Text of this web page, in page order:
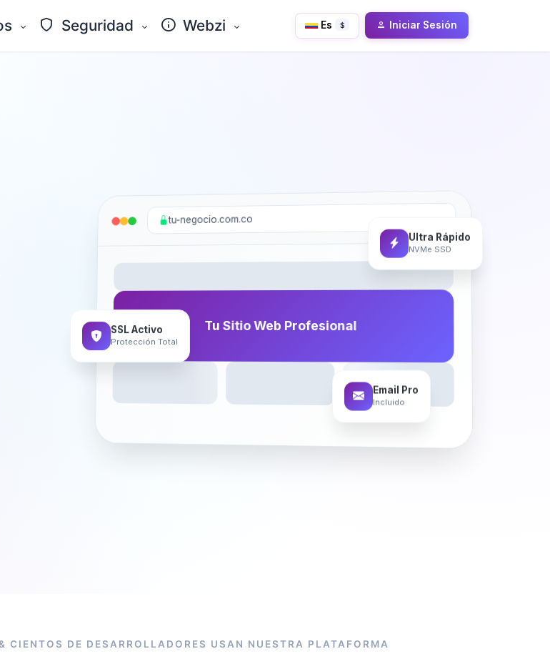
Seguridad Webzi Es $ Iniciar Sesión
tu-negocio.com.co
Tu Sitio Web Profesional
Ultra Rápido
NVMe SSD
SSL Activo
Protección Total
Email Pro
CIENTOS DE DESARROLLADORES USAN NUESTRA PLATAFORMA